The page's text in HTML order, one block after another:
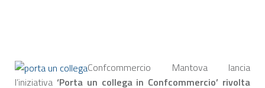
Confcommercio Mantova lancia
l’iniziativa ‘Porta un collega in Confcommercio’ rivolta